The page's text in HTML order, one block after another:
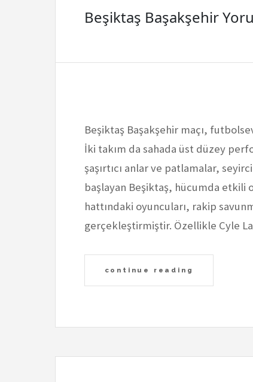
Beşiktaş Başakşehir
Beşiktaş Başakşehir maçı,
İki takım da sahada üst düzey
şaşırtıcı anlar ve patlamalar,
başlayan Beşiktaş, hücumda etkili
hattındaki oyuncuları, rakip
gerçekleştirmiştir. Özellikle Cyle
continue reading